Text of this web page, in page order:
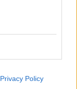
Privacy Policy